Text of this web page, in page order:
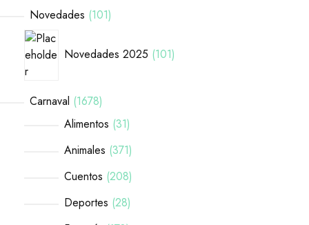
Novedades 101
Novedades 2025 101
Carnaval 1678
Alimentos 31
Animales 371
Cuentos 208
Deportes 28